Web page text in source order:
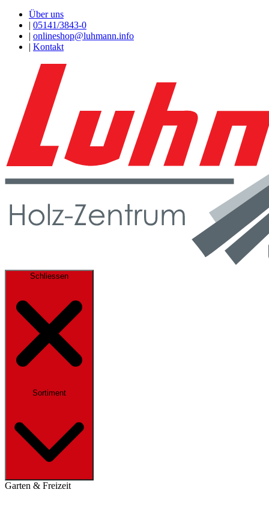
Über uns
| 05141/3843-0
| onlineshop@luhmann.info
| Kontakt
Schliessen
Sortiment
Garten & Freizeit